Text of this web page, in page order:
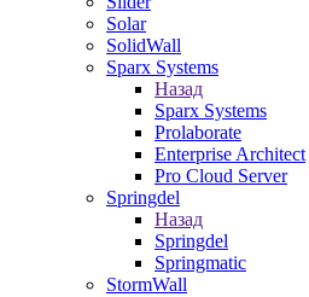
Solar
SolidWall
Sparx Systems
Назад
Sparx Systems
Prolaborate
Enterprise Architect
Pro Cloud Server
Springdel
Назад
Springdel
Springmatic
StormWall